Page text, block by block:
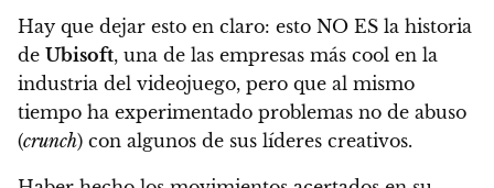
Hay que dejar esto en claro: esto NO ES la historia
de Ubisoft, una de las empresas más cool en la
industria del videojuego, pero que al mismo
tiempo ha experimentado problemas no de abuso
(crunch) con algunos de sus líderes creativos.